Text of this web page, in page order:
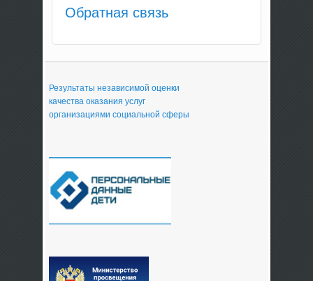
Обратная связь
Результаты независимой оценки
качества оказания услуг
организациями социальной сферы